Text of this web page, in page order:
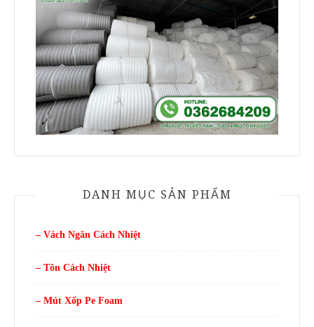
DANH MỤC SẢN PHẨM
– Vách Ngăn Cách Nhiệt
– Tôn Cách Nhiệt
– Mút Xốp Pe Foam